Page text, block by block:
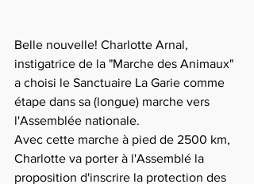
Belle nouvelle! Charlotte Arnal,
instigatrice de la "Marche des Animaux"
a choisi le Sanctuaire La Garie comme
étape dans sa (longue) marche vers
l'Assemblée nationale.
Avec cette marche à pied de 2500 km,
Charlotte va porter à l'Assemblé la
proposition d'inscrire la protection des